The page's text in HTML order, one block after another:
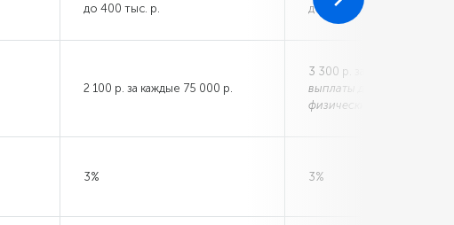
до 400 тыс. р. до 1 млн р.
2 100 р. за каждые 75 000 р.
3 300 р. за каждые 150
выплаты дивидендов
физическим лицам —
3% 3%